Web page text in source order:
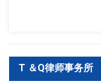
T ＆Q律师事务所